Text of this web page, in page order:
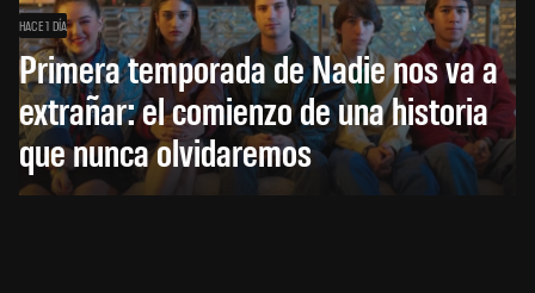
HACE 1 DÍA
Primera temporada de Nadie nos va a
extrañar: el comienzo de una historia
que nunca olvidaremos